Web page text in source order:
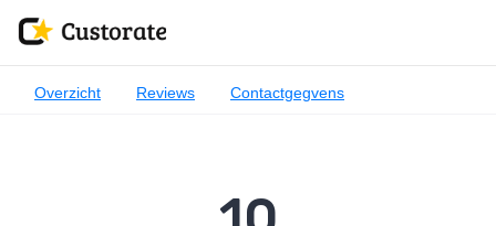
Overzicht Reviews Contactgegvens